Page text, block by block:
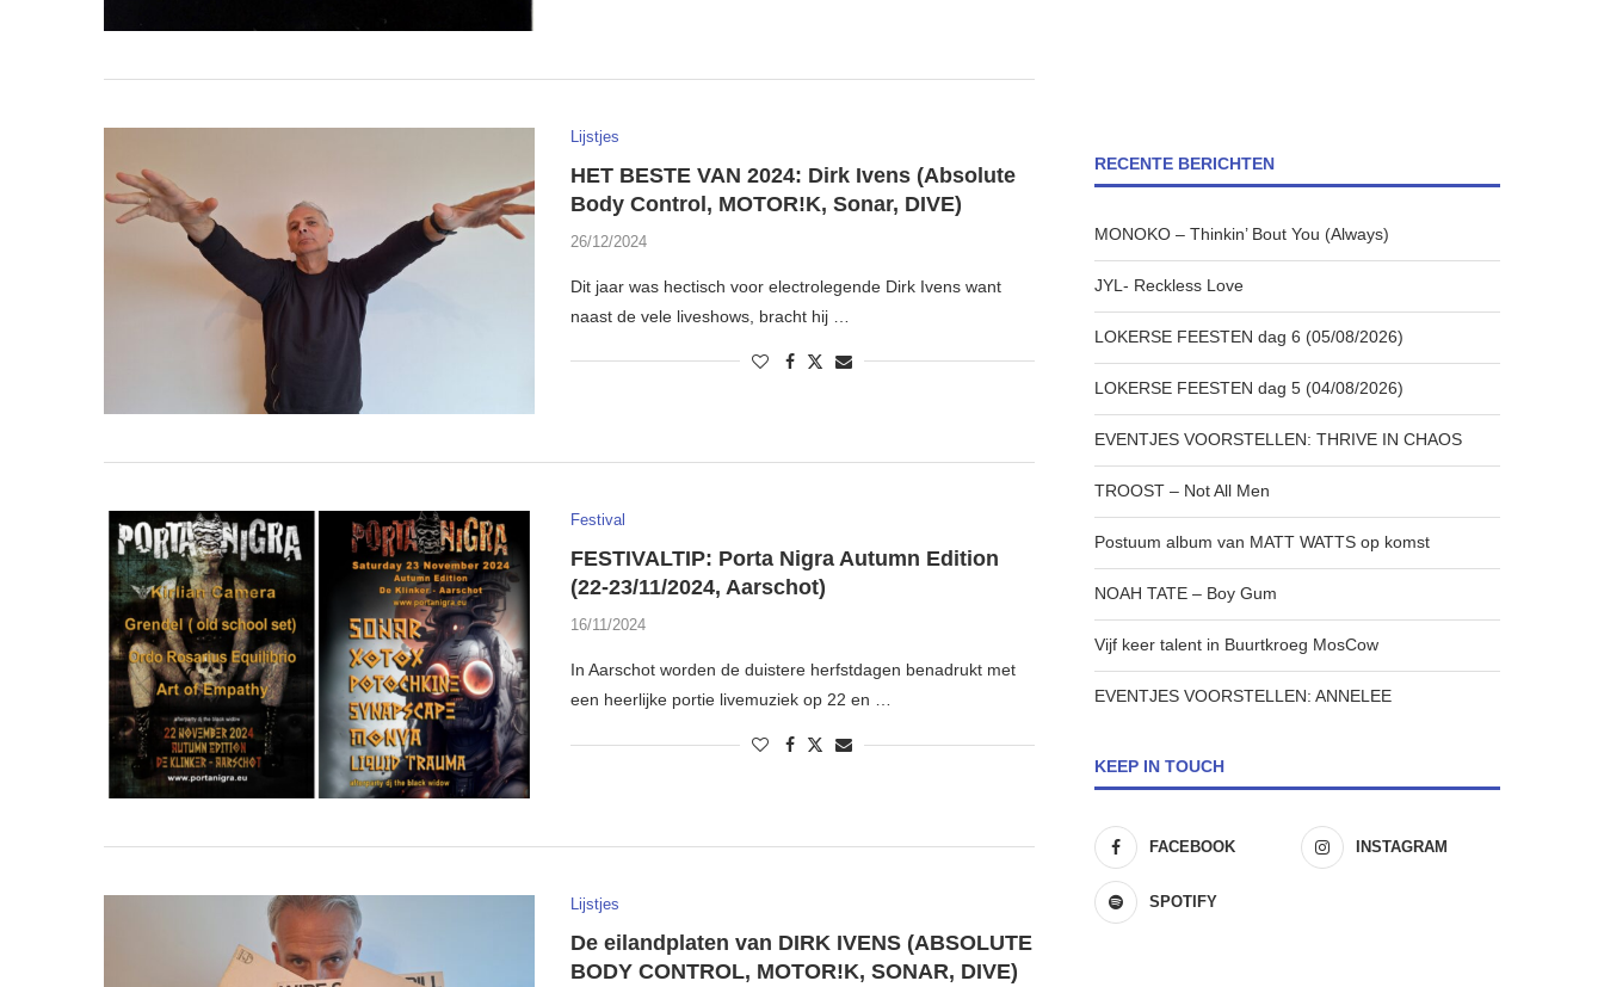
Lijstjes
HET BESTE VAN 2024: Dirk Ivens (Absolute
Body Control, MOTOR!K, Sonar, DIVE)
26/12/2024
Dit jaar was hectisch voor electrolegende Dirk Ivens want
naast de vele liveshows, bracht hij …
Festival
FESTIVALTIP: Porta Nigra Autumn Edition
(22-23/11/2024, Aarschot)
16/11/2024
In Aarschot worden de duistere herfstdagen benadrukt met
een heerlijke portie livemuziek op 22 en …
Lijstjes
De eilandplaten van DIRK IVENS (ABSOLUTE
BODY CONTROL, MOTOR!K, SONAR, DIVE)
RECENTE BERICHTEN
MONOKO – Thinkin’ Bout You (Always)
JYL- Reckless Love
LOKERSE FEESTEN dag 6 (05/08/2026)
LOKERSE FEESTEN dag 5 (04/08/2026)
EVENTJES VOORSTELLEN: THRIVE IN CHAOS
TROOST – Not All Men
Postuum album van MATT WATTS op komst
NOAH TATE – Boy Gum
Vijf keer talent in Buurtkroeg MosCow
EVENTJES VOORSTELLEN: ANNELEE
KEEP IN TOUCH
FACEBOOK INSTAGRAM
SPOTIFY